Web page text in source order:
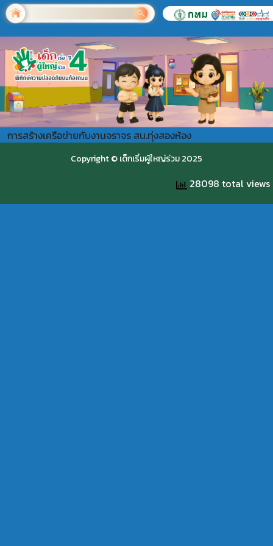
การสร้างเครือข่ายกับงานจราจร สน.ทุ่งสองห้อง
Copyright © เด็กเริ่มผู้ใหญ่ร่วม 2025
28098 total views